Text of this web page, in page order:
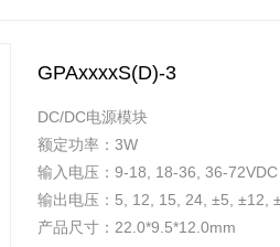
GPAxxxxS(D)-3
DC/DC电源模块
额定功率：3W
输入电压：9-18, 18-36, 36-72VDC
输出电压：5, 12, 15, 24, ±5, ±12,
产品尺寸：22.0*9.5*12.0mm